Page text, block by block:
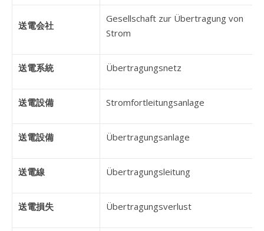
送電会社
Gesellschaft zur Übertragung von
Strom
送電系統 Übertragungsnetz
送電設備 Stromfortleitungsanlage
送電設備 Übertragungsanlage
送電線 Übertragungsleitung
送電損失 Übertragungsverlust